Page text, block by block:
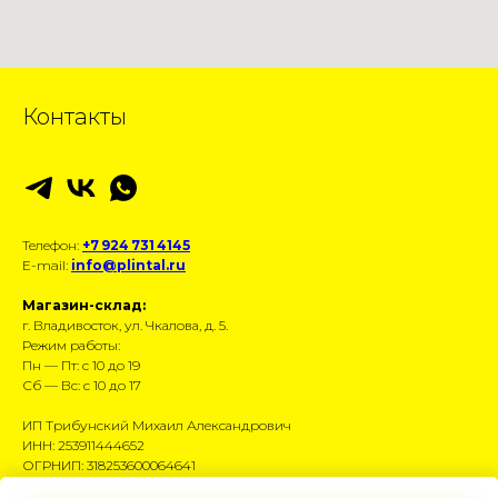
Контакты
Телефон: +7 924 731 4145
E-mail: info@plintal.ru
Магазин-склад:
г. Владивосток, ул. Чкалова, д. 5.
Режим работы:
Пн — Пт: с 10 до 19
Сб — Вс: с 10 до 17
ИП Трибунский Михаил Александрович
ИНН: 253911444652
ОГРНИП: 318253600064641